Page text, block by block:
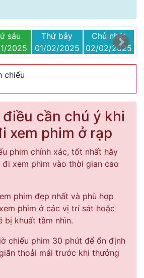
sáu
2025
Thứ bảy
01/02/2025
Chủ nhật
02/02/2025
chiếu
cần chú ý khi
xem phim ở rạp
phim chính xác, tốt nhất hãy
xem phim vào thời gian cao
phim đẹp nhất và phù hợp
phim ở các vị trí sát hoặc
bị khuất tầm nhìn.
chiếu phim 30 phút để ổn định
thoải mái trước khi thưởng